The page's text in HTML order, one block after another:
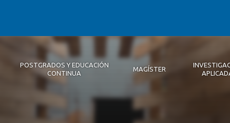
Autoridades
Descripción
POSTGRADOS Y EDUCACIÓN
CONTINUA
Magíster
MAGÍSTER
Noticias 2026